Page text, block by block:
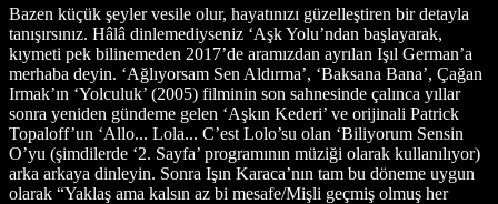
Bazen küçük şeyler vesile olur, hayatınızı güzelleştiren bir detayla
tanışırsınız. Hâlâ dinlemediyseniz ‘Aşk Yolu’ndan başlayarak,
kıymeti pek bilinemeden 2017’de aramızdan ayrılan Işıl German’a
merhaba deyin. ‘Ağlıyorsam Sen Aldırma’, ‘Baksana Bana’, Çağan
Irmak’ın ‘Yolculuk’ (2005) filminin son sahnesinde çalınca yıllar
sonra yeniden gündeme gelen ‘Aşkın Kederi’ ve orijinali Patrick
Topaloff’un ‘Allo... Lola... C’est Lolo’su olan ‘Biliyorum Sensin
O’yu (şimdilerde ‘2. Sayfa’ programının müziği olarak kullanılıyor)
arka arkaya dinleyin. Sonra Işın Karaca’nın tam bu döneme uygun
olarak “Yaklaş ama kalsın az bi mesafe/Mişli geçmiş olmuş her